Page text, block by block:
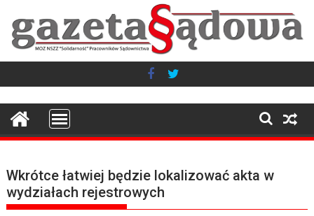
content
Wkrótce łatwiej będzie lokalizować akta w
wydziałach rejestrowych